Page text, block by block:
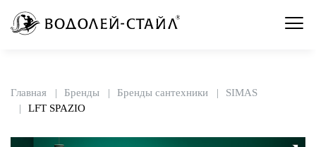
Главная Бренды Бренды сантехники
SIMAS
LFT SPAZIO